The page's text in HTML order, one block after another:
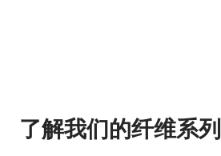
了解我们的纤维系列